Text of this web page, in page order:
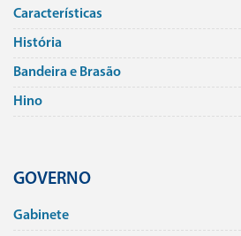
Caracterí­sticas
História
Bandeira e Brasão
Hino
GOVERNO
Gabinete